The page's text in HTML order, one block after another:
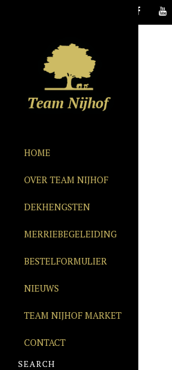
HOME
OVER TEAM NIJHOF
DEKHENGSTEN
MERRIEBEGELEIDING
BESTELFORMULIER
NIEUWS
TEAM NIJHOF MARKET
CONTACT
SEARCH